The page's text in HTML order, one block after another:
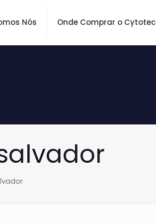
Nós Onde Comprar o Cytotec